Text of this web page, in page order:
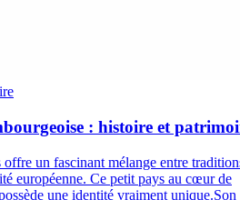
: histoire et
un fascinant mélange entre
européenne. Ce petit pays au cœur de
une identité vraiment unique.Son